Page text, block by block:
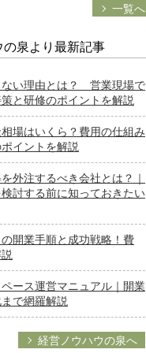
一覧へ
泉より最新記事
ない理由とは？ 営業現場で
と研修のポイントを解説
場はいくら？費用の仕組み
イントを解説
外注するべき会社とは？｜
討する前に知っておきたい
開業手順と成功戦略！費
ース運営マニュアル｜開業
で網羅解説
経営ノウハウの泉へ